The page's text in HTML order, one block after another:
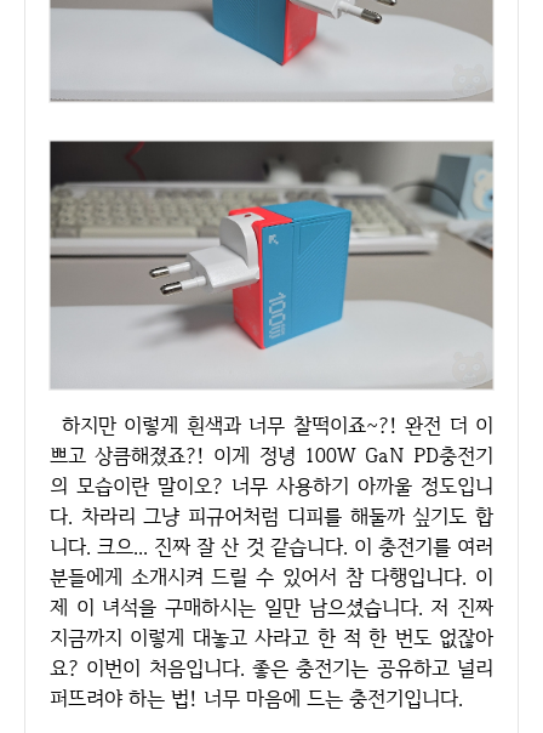
하지만 이렇게 흰색과 너무 찰떡이죠~?! 완전 더 이
쁘고 상큼해졌죠?! 이게 정녕 100W GaN PD충전기
의 모습이란 말이오? 너무 사용하기 아까울 정도입니
다. 차라리 그냥 피규어처럼 디피를 해둘까 싶기도 합
니다. 크으... 진짜 잘 산 것 같습니다. 이 충전기를 여러
분들에게 소개시켜 드릴 수 있어서 참 다행입니다. 이
제 이 녀석을 구매하시는 일만 남으셨습니다. 저 진짜
지금까지 이렇게 대놓고 사라고 한 적 한 번도 없잖아
요? 이번이 처음입니다. 좋은 충전기는 공유하고 널리
퍼뜨려야 하는 법! 너무 마음에 드는 충전기입니다.